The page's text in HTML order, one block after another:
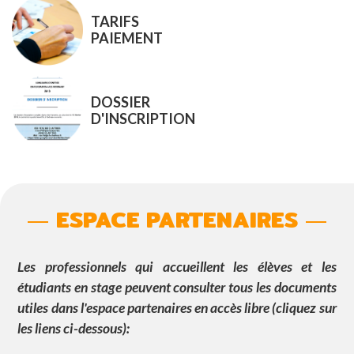
TARIFS
PAIEMENT
DOSSIER
D'INSCRIPTION
ESPACE PARTENAIRES
Les professionnels qui accueillent les élèves et les
étudiants en stage peuvent consulter tous les documents
utiles dans l'espace partenaires en accès libre (cliquez sur
les liens ci-dessous):